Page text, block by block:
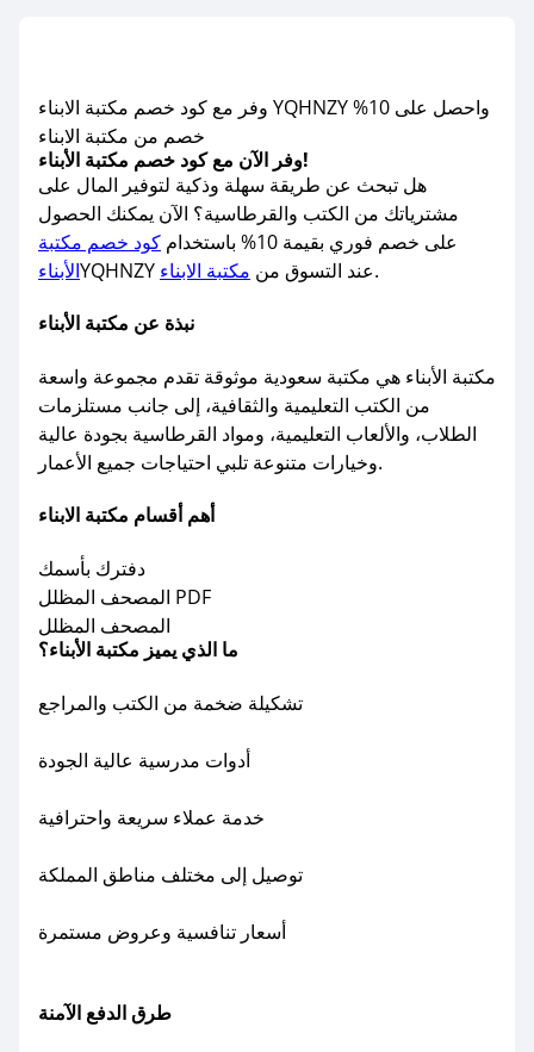
وفر مع كود خصم مكتبة الابناء YQHNZY واحصل على 10%
خصم من مكتبة الابناء
وفر الآن مع كود خصم مكتبة الأبناء!
هل تبحث عن طريقة سهلة وذكية لتوفير المال على
مشترياتك من الكتب والقرطاسية؟ الآن يمكنك الحصول
على خصم فوري بقيمة 10% باستخدام
كود خصم مكتبة
الأبناء
YQHNZY عند التسوق من مكتبة الابناء
.
نبذة عن مكتبة الأبناء
مكتبة الأبناء هي مكتبة سعودية موثوقة تقدم مجموعة واسعة
من الكتب التعليمية والثقافية، إلى جانب مستلزمات
الطلاب، والألعاب التعليمية، ومواد القرطاسية بجودة عالية
وخيارات متنوعة تلبي احتياجات جميع الأعمار.
أهم أقسام مكتبة الابناء
المصحف المظلل PDF
المصحف المظلل
ما الذي يميز مكتبة الأبناء؟
تشكيلة ضخمة من الكتب والمراجع
أدوات مدرسية عالية الجودة
خدمة عملاء سريعة واحترافية
توصيل إلى مختلف مناطق المملكة
أسعار تنافسية وعروض مستمرة
طرق الدفع الآمنة